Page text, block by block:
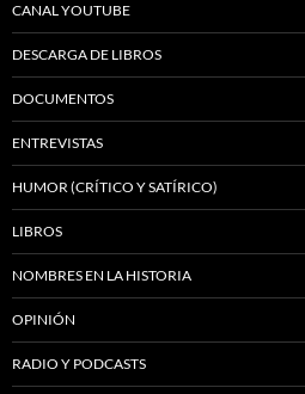
CANAL YOUTUBE
DESCARGA DE LIBROS
DOCUMENTOS
ENTREVISTAS
HUMOR (CRÍTICO Y SATÍRICO)
LIBROS
NOMBRES EN LA HISTORIA
OPINIÓN
RADIO Y PODCASTS